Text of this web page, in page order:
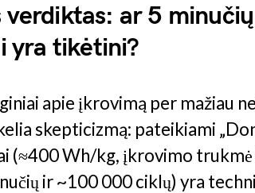
verdiktas: ar 5
yra tikėtini?
apie įkrovimą per mažiau
skepticizmą: pateikiami
(≈400 Wh/kg, įkrovimo
ir ~100 000 ciklų) yra